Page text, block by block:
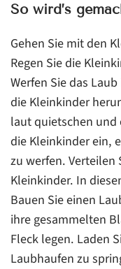
So wird’s
Gehen Sie mit den
Regen Sie die
Werfen Sie das
die Kleinkinder
laut quietschen und
die Kleinkinder ein,
zu werfen. Verteilen
Kleinkinder. In
Bauen Sie einen
ihre gesammelten
Fleck legen. Laden
Laubhaufen zu